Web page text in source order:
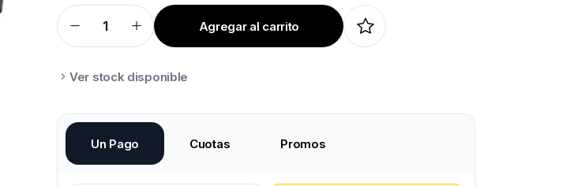
HOTEND
CREALITY
quantity
Agregar al carrito
Ver stock disponible
Un Pago Cuotas Promos